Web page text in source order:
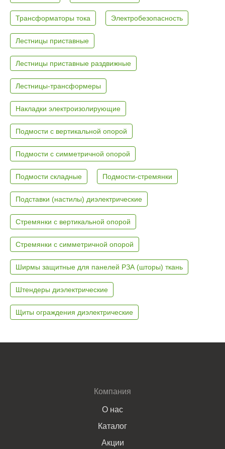
Трансформаторы тока Электробезопасность
Лестницы приставные
Лестницы приставные раздвижные
Лестницы-трансформеры
Накладки электроизолирующие
Подмости с вертикальной опорой
Подмости с симметричной опорой
Подмости складные Подмости-стремянки
Подставки (настилы) диэлектрические
Стремянки с вертикальной опорой
Стремянки с симметричной опорой
Ширмы защитные для панелей РЗА (шторы) ткань
Штендеры диэлектрические
Щиты ограждения диэлектрические
Компания
О нас
Каталог
Акции